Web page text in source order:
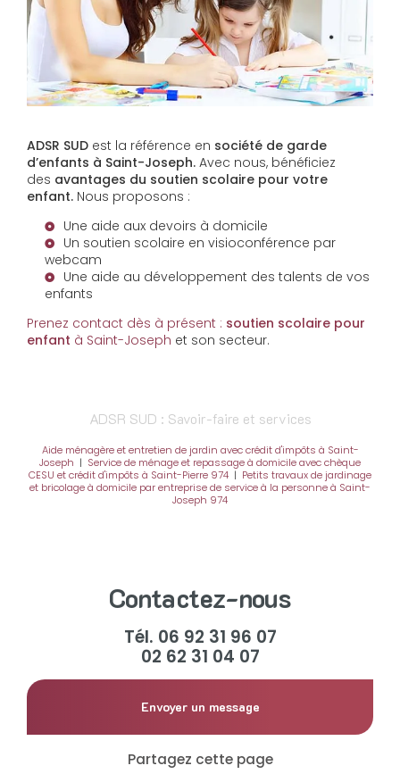
ADSR SUD est la référence en société de garde
d’enfants à Saint-Joseph. Avec nous, bénéficiez
des avantages du soutien scolaire pour votre
enfant. Nous proposons :
Une aide aux devoirs à domicile
Un soutien scolaire en visioconférence par
webcam
Une aide au développement des talents de vos
enfants
Prenez contact dès à présent : soutien scolaire pour
enfant à Saint-Joseph et son secteur.
ADSR SUD : Savoir-faire et services
Aide ménagère et entretien de jardin avec crédit d'impôts à Saint-
Joseph | Service de ménage et repassage à domicile avec chèque
CESU et crédit d'impôts à Saint-Pierre 974 | Petits travaux de jardinage
et bricolage à domicile par entreprise de service à la personne à Saint-
Joseph 974
Contactez-nous
Tél. 06 92 31 96 07
02 62 31 04 07
Envoyer un message
Partagez cette page